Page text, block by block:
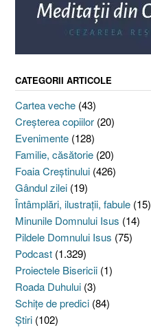
CATEGORII ARTICOLE
Cartea veche (43)
Creşterea copiilor (20)
Evenimente (128)
Familie, căsătorie (20)
Foaia Creştinului (426)
Gândul zilei (19)
Întâmplări, ilustraţii, fabule (15)
Minunile Domnului Isus (14)
Pildele Domnului Isus (75)
Podcast (1.329)
Proiectele Bisericii (1)
Roada Duhului (3)
Schiţe de predici (84)
Ştiri (102)